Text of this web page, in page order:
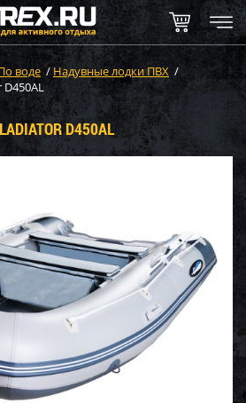
воде / Надувные лодки ПВХ /
D450AL